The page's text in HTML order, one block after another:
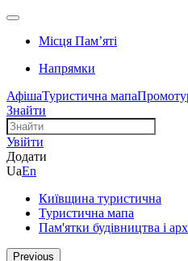
Місця Памʼяті
Напрямки
АфішаТуристична мапа
Знайти
Увійти
Додати
UaEn
Київщина туристична
Туристична мапа
Пам'ятки будівництва і
Previous